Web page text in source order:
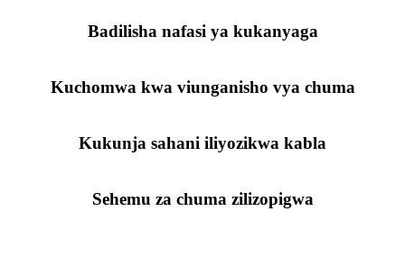
Badilisha nafasi ya kukanyaga
Kuchomwa kwa viunganisho vya chuma
Kukunja sahani iliyozikwa kabla
Sehemu za chuma zilizopigwa